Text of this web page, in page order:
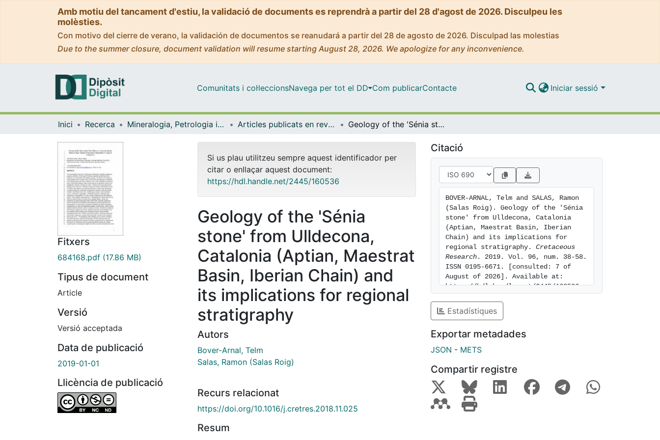
Amb motiu del tancament d'estiu, la validació de documents es reprendrà a partir del 28 d'agost de 2026. Disculpeu les
molèsties.
Con motivo del cierre de verano, la validación de documentos se reanudará a partir del 28 de agosto de 2026. Disculpad las molestias
Due to the summer closure, document validation will resume starting August 28, 2026. We apologize for any inconvenience.
Comunitats i col·leccionsNavega per tot el DD Com publicarContacte Iniciar sessió
Inici Recerca Mineralogia, Petrologia i Geologia Aplicada Articles publicats en revistes (Mineralogia, Petrologia i Geologia Aplicada) Geology of the 'Sénia stone' from Ulldecona, Catalonia (Aptian, Maestrat Basin, Iberian Chain) and its implications for regional stratigraphy
Fitxers
684168.pdf (17.86 MB)
Tipus de document
Article
Versió
Versió acceptada
Data de publicació
2019-01-01
Llicència de publicació
Si us plau utilitzeu sempre aquest identificador per
citar o enllaçar aquest document:
https://hdl.handle.net/2445/160536
Geology of the 'Sénia
stone' from Ulldecona,
Catalonia (Aptian, Maestrat
Basin, Iberian Chain) and
its implications for regional
stratigraphy
Autors
Bover-Arnal, Telm
Salas, Ramon (Salas Roig)
Recurs relacionat
https://doi.org/10.1016/j.cretres.2018.11.025
Resum
Citació
BOVER-ARNAL, Telm and SALAS, Ramon
(Salas Roig). Geology of the 'Sénia
stone' from Ulldecona, Catalonia
(Aptian, Maestrat Basin, Iberian
Chain) and its implications for
regional stratigraphy. Cretaceous
Research . 2019. Vol. 96, num. 38-58.
ISSN 0195-6671. [consulted: 7 of
August of 2026]. Available at:
https://hdl.handle.net/2445/160536
Estadístiques
Exportar metadades
JSON - METS
Compartir registre